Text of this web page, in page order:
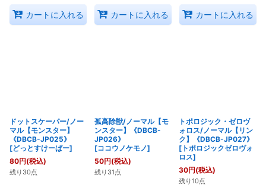
カートに入れる カートに入れる カートに入れる
ドットスケーパー/ノー
マル【モンスター】
《DBCB-JP025》
[どっとすけーぱー]
80円(税込)
残り30点
孤高除獣/ノーマル【モ
ンスター】《DBCB-
JP026》
[ココウノケモノ]
50円(税込)
残り31点
トポロジック・ゼロヴ
ォロス/ノーマル【リン
ク】《DBCB-JP027》
[ トポロジックゼロヴォ
ロス]
30円(税込)
残り10点